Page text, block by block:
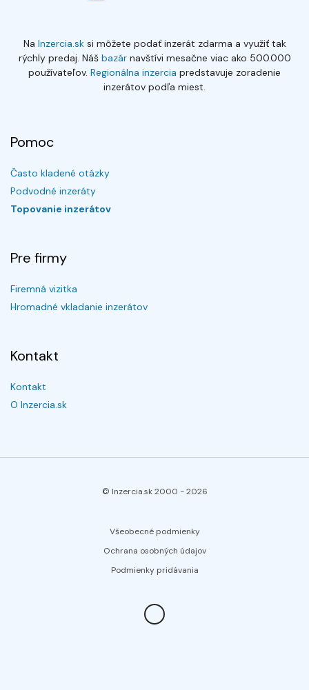
Na Inzercia.sksi môžete podať inzerát zdarma a využiť tak
rýchly predaj. Náš bazárnavštívi mesačne viac ako 500.000
používateľov. Regionálna inzercia predstavuje zoradenie
inzerátov podľa miest.
Pomoc
Často kladené otázky
Podvodné inzeráty
Topovanie inzerátov
Pre firmy
Firemná vizitka
Hromadné vkladanie inzerátov
Kontakt
Kontakt
O Inzercia.sk
© Inzercia.sk 2000 -2026
Všeobecné podmienky
Ochrana osobných údajov
Podmienky pridávania